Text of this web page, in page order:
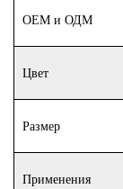
ОЕМ и ОДМ
Цвет
Размер
Применения